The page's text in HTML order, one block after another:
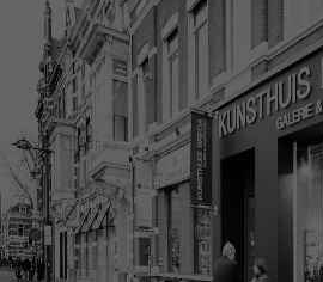
1075 VX Amsterdam
+31 (0)20 2332546
info@kunsthuisamsterdam.nl
Lees meer